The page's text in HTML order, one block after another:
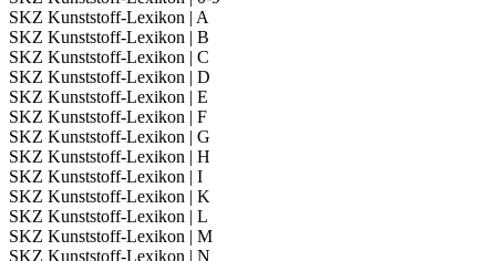
SKZ Kunststoff-Lexikon | A
SKZ Kunststoff-Lexikon | B
SKZ Kunststoff-Lexikon | C
SKZ Kunststoff-Lexikon | D
SKZ Kunststoff-Lexikon | E
SKZ Kunststoff-Lexikon | F
SKZ Kunststoff-Lexikon | G
SKZ Kunststoff-Lexikon | H
SKZ Kunststoff-Lexikon | I
SKZ Kunststoff-Lexikon | K
SKZ Kunststoff-Lexikon | L
SKZ Kunststoff-Lexikon | M
SKZ Kunststoff-Lexikon | N